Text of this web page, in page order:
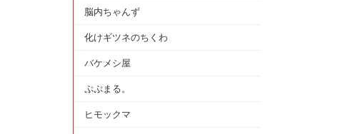
脳内ちゃんず
化けギツネのちくわ
バケメシ屋
ぷぷまる。
ヒモックマ